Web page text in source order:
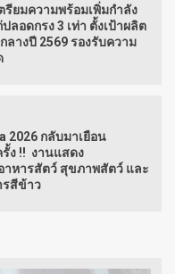
รียมความพร้อมเพิ่มกำลัง
ลอดกรง 3 เท่า ตั้งเป้าผลิต
ลางปี 2569 รองรับความ
2026 กลับมาเยือน
รั้ง !! งานแสดง
าหารสัตว์ สุขภาพสัตว์ และ
รสีข้าว